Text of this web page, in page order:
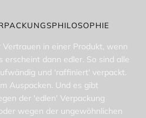
in einer Produkt, wenn
erscheint dann edler. So sind alle
und 'raffiniert' verpackt.
Auspacken. Und es gibt
der 'edlen' Verpackung
wegen der ungewöhnlichen